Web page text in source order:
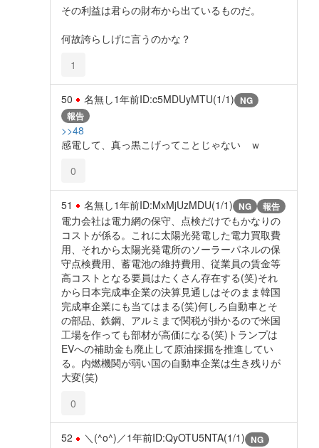
その利益は君らの財布から出ているものだ。
何故誇らしげに言うのかな？
1
50 名無し1年前ID:c5MDUyMTU(1/1) NG
報告
>>48
感電して、真っ黒こげってことじゃない ｗ
0
51 名無し1年前ID:MxMjUzMDU(1/1) NG 報告
電力会社は電力網の保守、点検だけでもかなりの
コストが係る。これに太陽光発電した電力買取費
用、それから太陽光発電所のソーラーパネルの保
守点検費用、蓄電池の維持費用、従業員の賃金等
高コストとなる要員はたくさん存在する(笑)それ
から日本完成車企業の決算見通しはそのまま韓国
完成車企業にも当てはまる(笑)何しろ自動車とそ
の部品、鉄鋼、アルミまで関税が掛かるので米国
工場を作っても部材が高価になる(笑)トランプは
EVへの補助金も廃止して原油採掘を推進してい
る。内燃機関が弱い国の自動車企業は生き残りが
大変(笑)
0
52 ＼(^o^)／1年前ID:QyOTU5NTA(1/1) NG